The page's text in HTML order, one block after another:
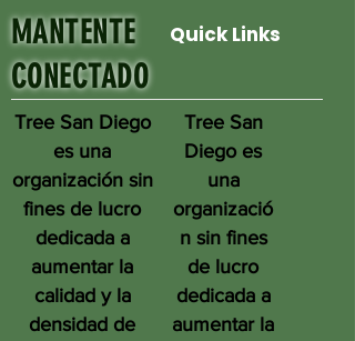
MANTENTE
CONECTADO
Quick Links
Tree San Diego
es una
organización sin
fines de lucro
dedicada a
aumentar la
calidad y la
densidad de
Tree San
Diego es
una
organizació
n sin fines
de lucro
dedicada a
aumentar la